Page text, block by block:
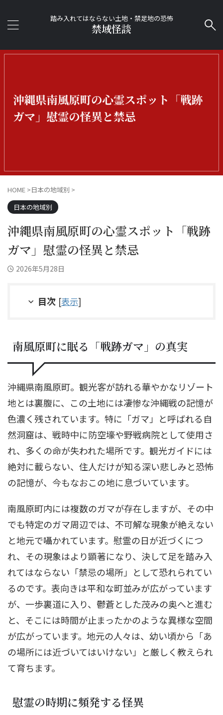
踏み入れてはならない土地・禁足地の恐怖
禁域怪談
HOME >日本の地域別 >
日本の地域別
沖縄県南風原町の心霊スポット「戦跡
ガマ」慰霊の怪異と禁忌
2026年5月28日
目次 [表示]
南風原町に眠る「戦跡ガマ」の真実
沖縄県南風原町。観光客が訪れる華やかなリゾート
地とは裏腹に、この土地には凄惨な沖縄戦の記憶が
色濃く残されています。特に「ガマ」と呼ばれる自
然洞窟は、戦時中に防空壕や野戦病院として使用さ
れ、多くの命が失われた場所です。観光ガイドには
絶対に載らない、住人だけが知る深い悲しみと恐怖
の記憶が、今もなおこの地に息づいています。
南風原町内には複数のガマが存在しますが、その中
でも特定のガマ周辺では、不可解な現象が絶えない
と地元で囁かれています。慰霊の日が近づくにつ
れ、その現象はより顕著になり、決して足を踏み入
れてはならない「禁忌の場所」として恐れられてい
るのです。表向きは平和な町並みが広がっています
が、一歩裏道に入り、鬱蒼とした茂みの奥へと進む
と、そこには時間が止まったかのような異様な空間
が広がっています。地元の人々は、幼い頃から「あ
の場所には近づいてはいけない」と厳しく教えられ
て育ちます。
慰霊の時期に頻発する怪異